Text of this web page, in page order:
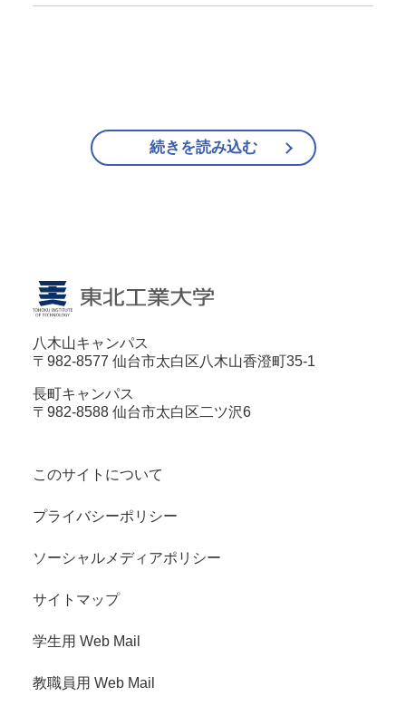
続きを読み込む
八木山キャンパス
〒982-8577 仙台市太白区八木山香澄町35-1
長町キャンパス
〒982-8588 仙台市太白区二ツ沢6
このサイトについて
プライバシーポリシー
ソーシャルメディアポリシー
サイトマップ
学生用 Web Mail
教職員用 Web Mail